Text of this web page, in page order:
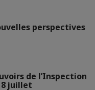
perspectives
de l’Inspection
juillet